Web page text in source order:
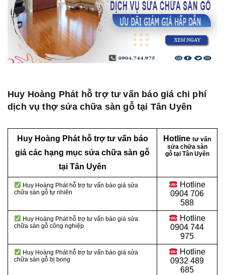
Huy Hoàng Phát hỗ trợ tư vấn báo giá chi phí
dịch vụ thợ sửa chữa sàn gỗ tại Tân Uyên
Huy Hoàng Phát hỗ trợ tư vấn báo
giá các hạng mục sửa chữa sàn gỗ
tại Tân Uyên
Hotline tư vấn
sửa chữa sàn
gỗ tại Tân Uyên
Huy Hoàng Phát hỗ trợ tư vấn báo giá sửa
chữa sàn gỗ tự nhiên
Hotline
0904 706
588
Huy Hoàng Phát hỗ trợ tư vấn báo giá sửa
chữa sàn gỗ công nghiệp
Hotline
0904 744
975
Huy Hoàng Phát hỗ trợ tư vấn báo giá sửa
chữa sàn gỗ bị bong
Hotline
0932 489
685